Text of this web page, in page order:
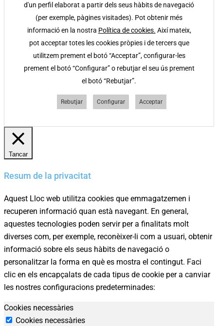
d'un perfil elaborat a partir dels seus hàbits de navegació
(per exemple, pàgines visitades). Pot obtenir més
informació en la nostra Política de cookies. Així mateix,
pot acceptar totes les cookies pròpies i de tercers que
utilitzem prement el botó “Acceptar”, configurar-les
prement el botó “Configurar” o rebutjar el seu ús prement
el botó “Rebutjar”.
Rebutjar Configurar Acceptar
Tancar
Resum de la privacitat
Aquest Lloc web utilitza cookies que emmagatzemen i
recuperen informació quan està navegant. En general,
aquestes tecnologies poden servir per a finalitats molt
diverses com, per exemple, reconèixer-li com a usuari, obtenir
informació sobre els seus hàbits de navegació o
personalitzar la forma en què es mostra el contingut. Faci
clic en els encapçalats de cada tipus de cookie per a canviar
les nostres configuracions predeterminades:
Preferències
de
Cookies necessàries
Cookies necessàries